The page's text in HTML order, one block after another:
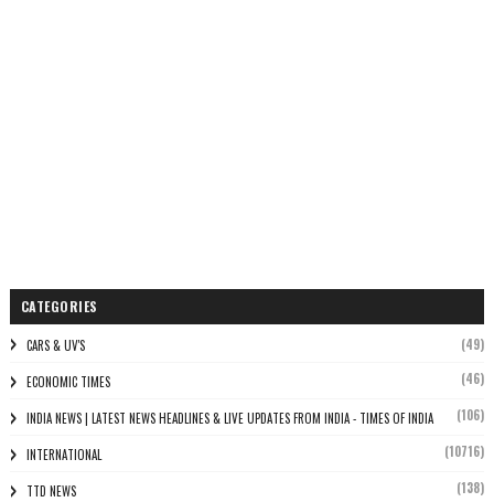
CATEGORIES
CARS & UV'S (49)
ECONOMIC TIMES (46)
INDIA NEWS | LATEST NEWS HEADLINES & LIVE UPDATES FROM INDIA - TIMES OF INDIA (106)
INTERNATIONAL (10716)
TTD NEWS (138)